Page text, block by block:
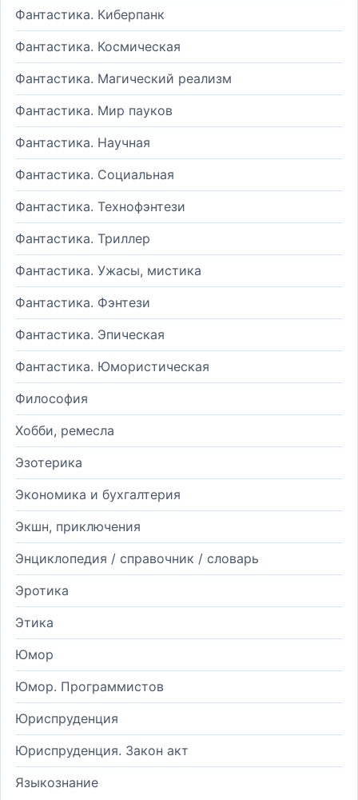
Фантастика. Киберпанк
Фантастика. Космическая
Фантастика. Магический реализм
Фантастика. Мир пауков
Фантастика. Научная
Фантастика. Социальная
Фантастика. Технофэнтези
Фантастика. Триллер
Фантастика. Ужасы, мистика
Фантастика. Фэнтези
Фантастика. Эпическая
Фантастика. Юмористическая
Философия
Хобби, ремесла
Эзотерика
Экономика и бухгалтерия
Экшн, приключения
Энциклопедия / справочник / словарь
Эротика
Этика
Юмор
Юмор. Программистов
Юриспруденция
Юриспруденция. Закон акт
Языкознание